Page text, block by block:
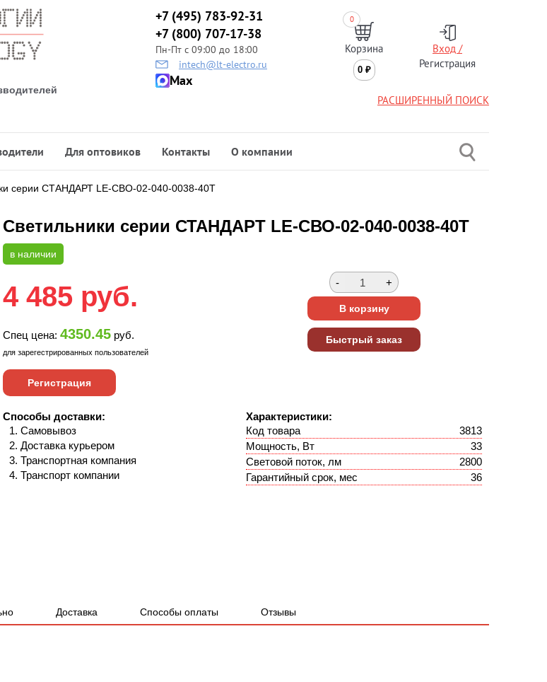
+7 (495) 783-92-31
+7 (800) 707-17-38
Пн-Пт с 09:00 до 18:00
intech@lt-electro.ru
Max
0
Корзина
0 ₽
Вход /
Регистрация
РАСШИРЕННЫЙ ПОИСК
Для оптовиков Контакты О компании
cерии СТАНДАРТ LE-СВО-02-040-0038-40Т
Светильники cерии СТАНДАРТ LE-СВО-02-040-0038-40Т
в наличии
4 485 руб.
Спец цена: 4350.45 руб.
для зарегестрированных пользователей
Регистрация
Способы доставки:
Самовывоз
Доставка курьером
Транспортная компания
Транспорт компании
Характеристики:
Код товара
3813
Мощность, Вт
33
Световой поток, лм
2800
Гарантийный срок, мес
36
Доставка Способы оплаты Отзывы